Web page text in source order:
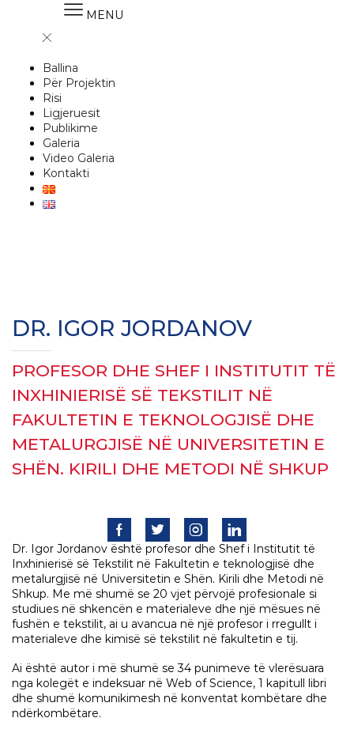
MENU
Ballina
Për Projektin
Risi
Ligjeruesit
Publikime
Galeria
Video Galeria
Kontakti
DR. IGOR JORDANOV
PROFESOR DHE SHEF I INSTITUTIT TË
INXHINIERISË SË TEKSTILIT NË
FAKULTETIN E TEKNOLOGJISË DHE
METALURGJISË NË UNIVERSITETIN E
SHËN. KIRILI DHE METODI NË SHKUP
Dr. Igor Jordanov është profesor dhe Shef i Institutit të
Inxhinierisë së Tekstilit në Fakultetin e teknologjisë dhe
metalurgjisë në Universitetin e Shën. Kirili dhe Metodi në
Shkup. Me më shumë se 20 vjet përvojë profesionale si
studiues në shkencën e materialeve dhe një mësues në
fushën e tekstilit, ai u avancua në një profesor i rregullt i
materialeve dhe kimisë së tekstilit në fakultetin e tij.
Ai është autor i më shumë se 34 punimeve të vlerësuara
nga kolegët e indeksuar në Web of Science, 1 kapitull libri
dhe shumë komunikimesh në konventat kombëtare dhe
ndërkombëtare.